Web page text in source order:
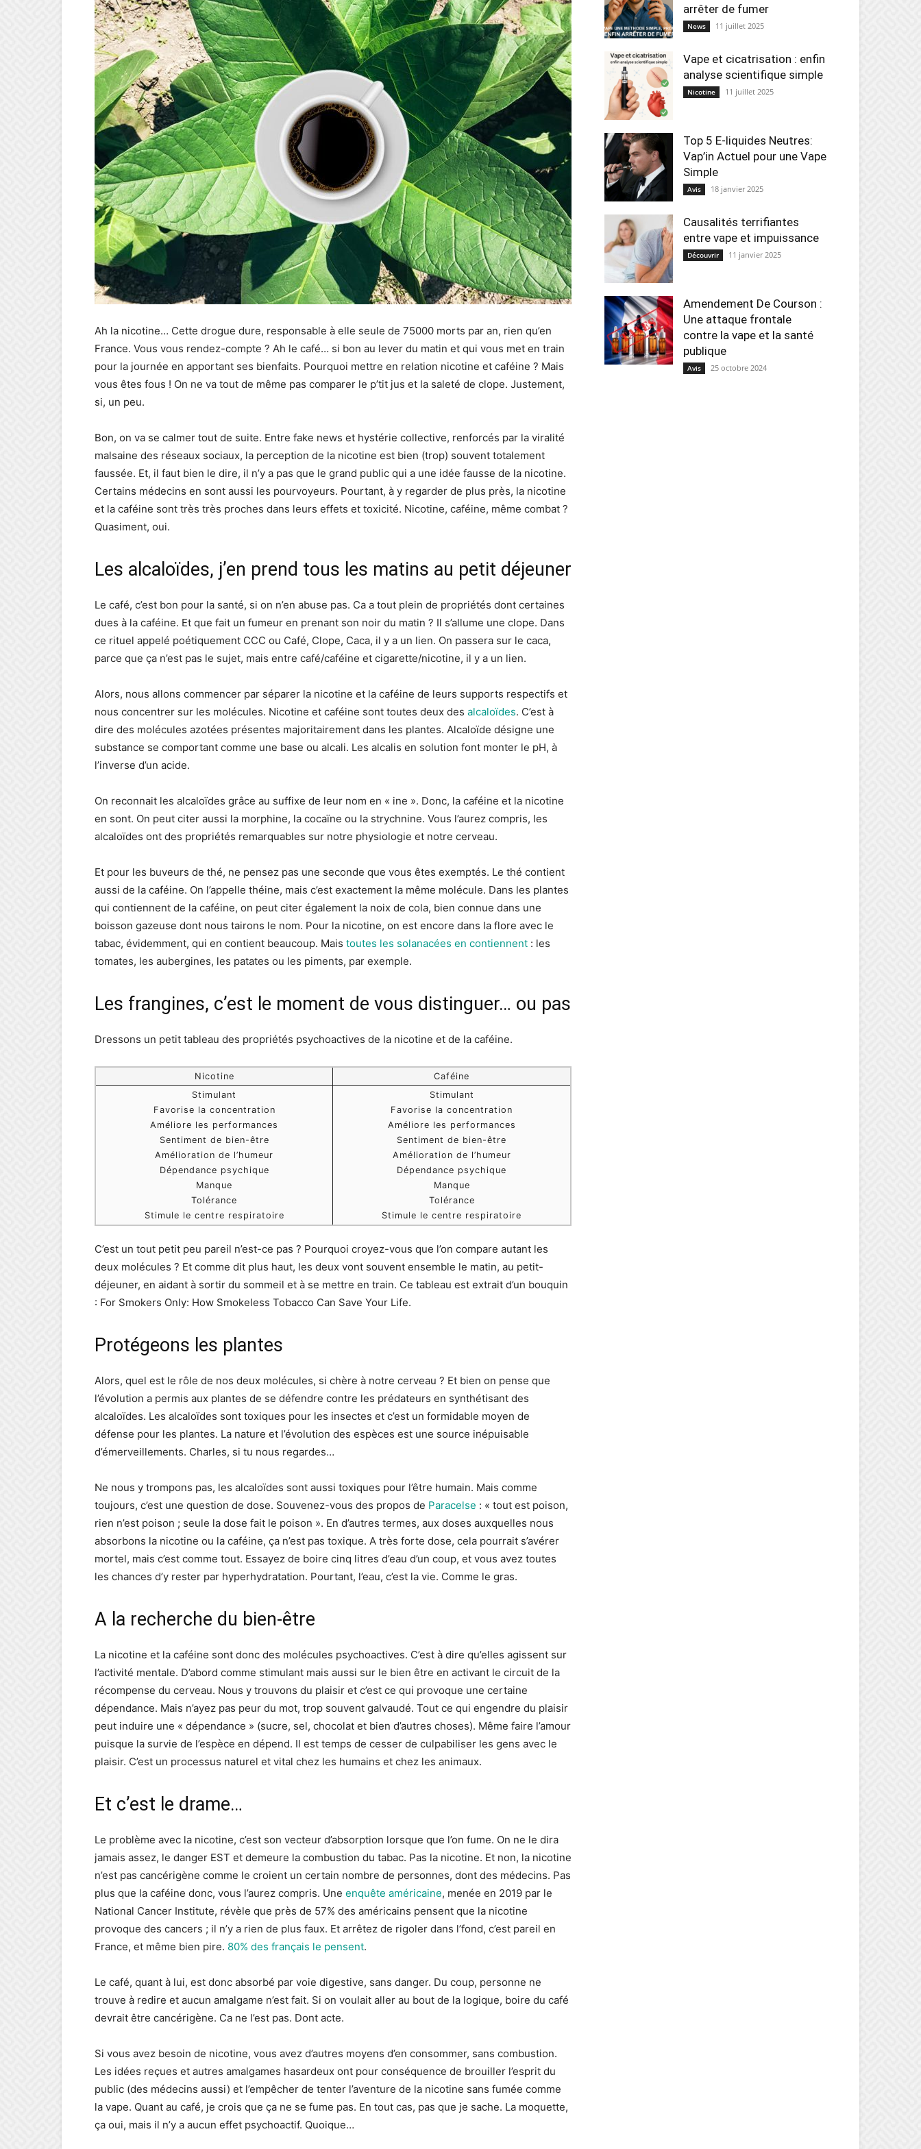
Ah la nicotine… Cette drogue dure, responsable à elle seule de 75000 morts par an, rien qu’en
France. Vous vous rendez-compte ? Ah le café… si bon au lever du matin et qui vous met en train
pour la journée en apportant ses bienfaits. Pourquoi mettre en relation nicotine et caféine ? Mais
vous êtes fous ! On ne va tout de même pas comparer le p’tit jus et la saleté de clope. Justement,
si, un peu.
Bon, on va se calmer tout de suite. Entre fake news et hystérie collective, renforcés par la viralité
malsaine des réseaux sociaux, la perception de la nicotine est bien (trop) souvent totalement
faussée. Et, il faut bien le dire, il n’y a pas que le grand public qui a une idée fausse de la nicotine.
Certains médecins en sont aussi les pourvoyeurs. Pourtant, à y regarder de plus près, la nicotine
et la caféine sont très très proches dans leurs effets et toxicité. Nicotine, caféine, même combat ?
Quasiment, oui.
Les alcaloïdes, j’en prend tous les matins au petit déjeuner
Le café, c’est bon pour la santé, si on n’en abuse pas. Ca a tout plein de propriétés dont certaines
dues à la caféine. Et que fait un fumeur en prenant son noir du matin ? Il s’allume une clope. Dans
ce rituel appelé poétiquement CCC ou Café, Clope, Caca, il y a un lien. On passera sur le caca,
parce que ça n’est pas le sujet, mais entre café/caféine et cigarette/nicotine, il y a un lien.
Alors, nous allons commencer par séparer la nicotine et la caféine de leurs supports respectifs et
nous concentrer sur les molécules. Nicotine et caféine sont toutes deux des alcaloïdes. C’est à
dire des molécules azotées présentes majoritairement dans les plantes. Alcaloïde désigne une
substance se comportant comme une base ou alcali. Les alcalis en solution font monter le pH, à
l’inverse d’un acide.
On reconnait les alcaloïdes grâce au suffixe de leur nom en « ine ». Donc, la caféine et la nicotine
en sont. On peut citer aussi la morphine, la cocaïne ou la strychnine. Vous l’aurez compris, les
alcaloïdes ont des propriétés remarquables sur notre physiologie et notre cerveau.
Et pour les buveurs de thé, ne pensez pas une seconde que vous êtes exemptés. Le thé contient
aussi de la caféine. On l’appelle théine, mais c’est exactement la même molécule. Dans les plantes
qui contiennent de la caféine, on peut citer également la noix de cola, bien connue dans une
boisson gazeuse dont nous tairons le nom. Pour la nicotine, on est encore dans la flore avec le
tabac, évidemment, qui en contient beaucoup. Mais toutes les solanacées en contiennent : les
tomates, les aubergines, les patates ou les piments, par exemple.
Les frangines, c’est le moment de vous distinguer… ou pas
Dressons un petit tableau des propriétés psychoactives de la nicotine et de la caféine.
Nicotine
Caféine
Stimulant
Favorise la concentration
Améliore les performances
Sentiment de bien-être
Amélioration de l’humeur
Dépendance psychique
Manque
Tolérance
Stimule le centre respiratoire
Stimulant
Favorise la concentration
Améliore les performances
Sentiment de bien-être
Amélioration de l’humeur
Dépendance psychique
Manque
Tolérance
Stimule le centre respiratoire
C’est un tout petit peu pareil n’est-ce pas ? Pourquoi croyez-vous que l’on compare autant les
deux molécules ? Et comme dit plus haut, les deux vont souvent ensemble le matin, au petit-
déjeuner, en aidant à sortir du sommeil et à se mettre en train. Ce tableau est extrait d’un bouquin
: For Smokers Only: How Smokeless Tobacco Can Save Your Life.
Protégeons les plantes
Alors, quel est le rôle de nos deux molécules, si chère à notre cerveau ? Et bien on pense que
l’évolution a permis aux plantes de se défendre contre les prédateurs en synthétisant des
alcaloïdes. Les alcaloïdes sont toxiques pour les insectes et c’est un formidable moyen de
défense pour les plantes. La nature et l’évolution des espèces est une source inépuisable
d’émerveillements. Charles, si tu nous regardes…
Ne nous y trompons pas, les alcaloïdes sont aussi toxiques pour l’être humain. Mais comme
toujours, c’est une question de dose. Souvenez-vous des propos de Paracelse : « tout est poison,
rien n’est poison ; seule la dose fait le poison ». En d’autres termes, aux doses auxquelles nous
absorbons la nicotine ou la caféine, ça n’est pas toxique. A très forte dose, cela pourrait s’avérer
mortel, mais c’est comme tout. Essayez de boire cinq litres d’eau d’un coup, et vous avez toutes
les chances d’y rester par hyperhydratation. Pourtant, l’eau, c’est la vie. Comme le gras.
A la recherche du bien-être
La nicotine et la caféine sont donc des molécules psychoactives. C’est à dire qu’elles agissent sur
l’activité mentale. D’abord comme stimulant mais aussi sur le bien être en activant le circuit de la
récompense du cerveau. Nous y trouvons du plaisir et c’est ce qui provoque une certaine
dépendance. Mais n’ayez pas peur du mot, trop souvent galvaudé. Tout ce qui engendre du plaisir
peut induire une « dépendance » (sucre, sel, chocolat et bien d’autres choses). Même faire l’amour
puisque la survie de l’espèce en dépend. Il est temps de cesser de culpabiliser les gens avec le
plaisir. C’est un processus naturel et vital chez les humains et chez les animaux.
Et c’est le drame…
Le problème avec la nicotine, c’est son vecteur d’absorption lorsque que l’on fume. On ne le dira
jamais assez, le danger EST et demeure la combustion du tabac. Pas la nicotine. Et non, la nicotine
n’est pas cancérigène comme le croient un certain nombre de personnes, dont des médecins. Pas
plus que la caféine donc, vous l’aurez compris. Une enquête américaine, menée en 2019 par le
National Cancer Institute, révèle que près de 57% des américains pensent que la nicotine
provoque des cancers ; il n’y a rien de plus faux. Et arrêtez de rigoler dans l’fond, c’est pareil en
France, et même bien pire. 80% des français le pensent.
Le café, quant à lui, est donc absorbé par voie digestive, sans danger. Du coup, personne ne
trouve à redire et aucun amalgame n’est fait. Si on voulait aller au bout de la logique, boire du café
devrait être cancérigène. Ca ne l’est pas. Dont acte.
Si vous avez besoin de nicotine, vous avez d’autres moyens d’en consommer, sans combustion.
Les idées reçues et autres amalgames hasardeux ont pour conséquence de brouiller l’esprit du
public (des médecins aussi) et l’empêcher de tenter l’aventure de la nicotine sans fumée comme
la vape. Quant au café, je crois que ça ne se fume pas. En tout cas, pas que je sache. La moquette,
ça oui, mais il n’y a aucun effet psychoactif. Quoique…
arrêter de fumer
News 11 juillet 2025
Vape et cicatrisation : enfin
analyse scientifique simple
Nicotine 11 juillet 2025
Top 5 E-liquides Neutres:
Vap’in Actuel pour une Vape
Simple
Avis 18 janvier 2025
Causalités terrifiantes
entre vape et impuissance
Découvrir 11 janvier 2025
Amendement De Courson :
Une attaque frontale
contre la vape et la santé
publique
Avis 25 octobre 2024